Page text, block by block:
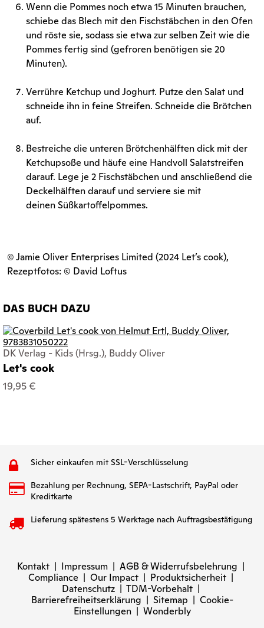
Wenn die Pommes noch etwa 15 Minuten brauchen,
schiebe das Blech mit den Fischstäbchen in den Ofen
und röste sie, sodass sie etwa zur selben Zeit wie die
Pommes fertig sind (gefroren benötigen sie 20
Minuten).
Verrühre Ketchup und Joghurt. Putze den Salat und
schneide ihn in feine Streifen. Schneide die Brötchen
auf.
Bestreiche die unteren Brötchenhälften dick mit der
Ketchupsoße und häufe eine Handvoll Salatstreifen
darauf. Lege je 2 Fischstäbchen und anschließend die
Deckelhälften darauf und serviere sie mit
deinen Süßkartoffelpommes.
© Jamie Oliver Enterprises Limited (2024 Let’s cook),
Rezeptfotos: © David Loftus
DAS BUCH DAZU
DK Verlag - Kids (Hrsg.), Buddy Oliver
Let's cook
19,95 €
Sicher einkaufen mit SSL-Verschlüsselung
Bezahlung per Rechnung, SEPA-Lastschrift, PayPal oder
Kreditkarte
Lieferung spätestens 5 Werktage nach Auftragsbestätigung
Kontakt | Impressum | AGB & Widerrufsbelehrung |
Compliance | Our Impact | Produktsicherheit |
Datenschutz | TDM-Vorbehalt |
Barrierefreiheitserklärung | Sitemap | Cookie-
Einstellungen| Wonderbly